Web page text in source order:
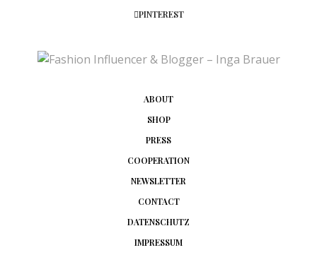
PINTEREST
ABOUT
SHOP
PRESS
COOPERATION
NEWSLETTER
CONTACT
DATENSCHUTZ
IMPRESSUM